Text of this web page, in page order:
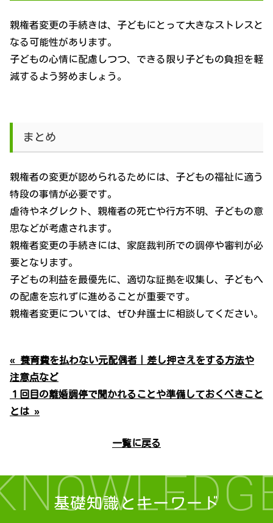
親権者変更の手続きは、子どもにとって大きなストレスと
なる可能性があります。
子どもの心情に配慮しつつ、できる限り子どもの負担を軽
減するよう努めましょう。
まとめ
親権者の変更が認められるためには、子どもの福祉に適う
特段の事情が必要です。
虐待やネグレクト、親権者の死亡や行方不明、子どもの意
思などが考慮されます。
親権者変更の手続きには、家庭裁判所での調停や審判が必
要となります。
子どもの利益を最優先に、適切な証拠を収集し、子どもへ
の配慮を忘れずに進めることが重要です。
親権者変更については、ぜひ弁護士に相談してください。
« 養育費を払わない元配偶者｜差し押さえをする方法や
注意点など
１回目の離婚調停で聞かれることや準備しておくべきこと
とは »
一覧に戻る
基礎知識とキーワード